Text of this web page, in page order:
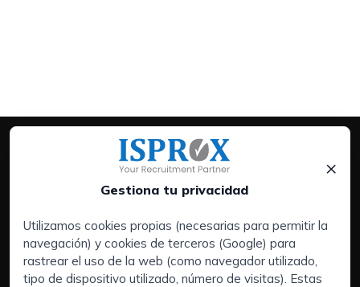
Gestiona tu privacidad
×
Utilizamos cookies propias (necesarias para permitir la
navegación) y cookies de terceros (Google) para
rastrear el uso de la web (como navegador utilizado,
tipo de dispositivo utilizado, número de visitas). Estas
Servicios:
Empresas